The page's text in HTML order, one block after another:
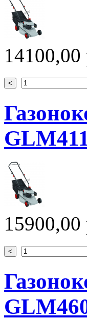
14100,00
15900,00